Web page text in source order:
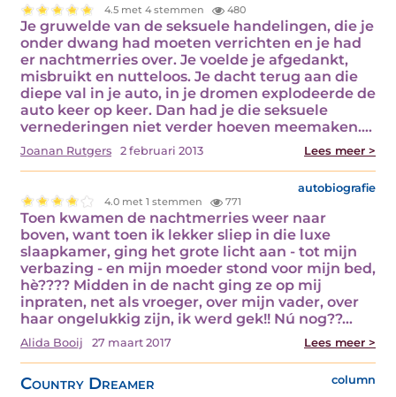
4.5 met 4 stemmen 480
Je gruwelde van de seksuele handelingen, die je
onder dwang had moeten verrichten en je had
er nachtmerries over. Je voelde je afgedankt,
misbruikt en nutteloos. Je dacht terug aan die
diepe val in je auto, in je dromen explodeerde de
auto keer op keer. Dan had je die seksuele
vernederingen niet verder hoeven meemaken.…
Joanan Rutgers 2 februari 2013 Lees meer >
autobiografie
4.0 met 1 stemmen 771
Toen kwamen de nachtmerries weer naar
boven, want toen ik lekker sliep in die luxe
slaapkamer, ging het grote licht aan - tot mijn
verbazing - en mijn moeder stond voor mijn bed,
hè???? Midden in de nacht ging ze op mij
inpraten, net als vroeger, over mijn vader, over
haar ongelukkig zijn, ik werd gek!! Nú nog??…
Alida Booij 27 maart 2017 Lees meer >
Country Dreamer column